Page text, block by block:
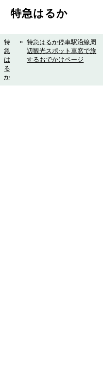
特急はるか
特
急
は
る
か
» 特急はるか停車駅沿線周
辺観光スポット車窓で旅
するおでかけページ